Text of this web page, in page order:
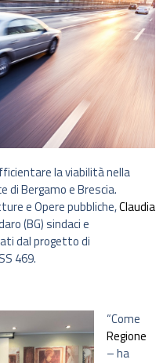
la viabilità nella
di Bergamo e Brescia.
e Opere pubbliche,Claudia
(BG) sindaci e
dal progetto di
469.
“Come
Regione
– ha